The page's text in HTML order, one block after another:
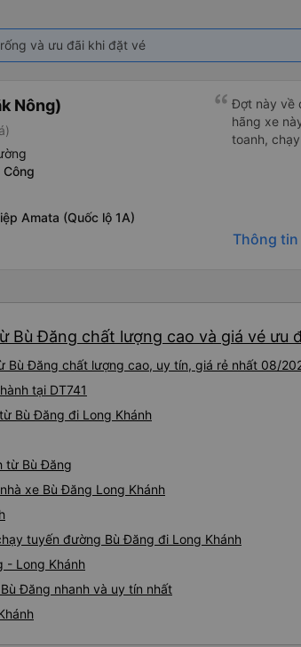
và ưu đãi khi đặt vé
Nông)
Công
Amata (Quốc lộ 1A)
Đợt này về
hãng xe
toanh,
Thông
Bù Đăng chất lượng cao và giá vé ưu
Bù Đăng chất lượng cao, uy tín, giá rẻ nhất 08/
tại DT741
Bù Đăng đi Long Khánh
từ Bù Đăng
xe Bù Đăng Long Khánh
tuyến đường Bù Đăng đi Long Khánh
- Long Khánh
Đăng nhanh và uy tín nhất